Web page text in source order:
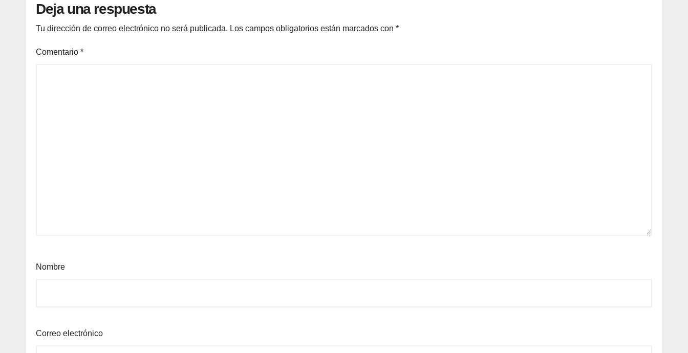
Deja una respuesta
Tu dirección de correo electrónico no será publicada. Los campos obligatorios están marcados con *
Comentario *
Nombre
Correo electrónico